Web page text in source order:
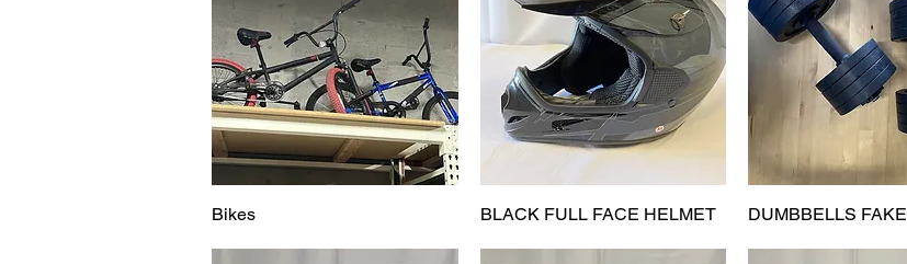
Bikes Vista rápida
BLACK FULL FACE HELMET Vista rápida
DUMBBELLS FAKE